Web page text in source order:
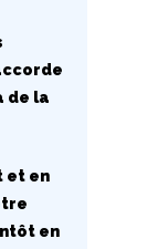
de la
et en
en